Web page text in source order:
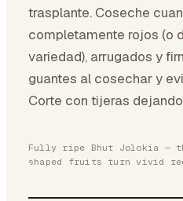
trasplante. Coseche
completamente rojos (o
variedad), arrugados y
guantes al cosechar y
Corte con tijeras
Fully ripe Bhut Jolokia —
shaped fruits turn vivid